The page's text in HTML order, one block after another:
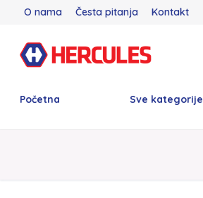
O nama Česta pitanja Kontakt
Početna Sve kategorije